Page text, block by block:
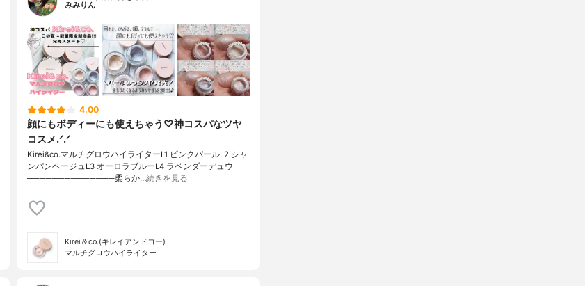
みみりん
4.00
顔にもボディーにも使えちゃう♡神コスパなツヤ
コスメ.ᐟ.ᐟ
Kirei&co.マルチグロウハイライターL1 ピンクパールL2 シャ
ンパンベージュL3 オーロラブルーL4 ラベンダーデュウ
──────────────柔らか…続きを見る
Kirei＆co.(キレイアンドコー)
マルチグロウハイライター